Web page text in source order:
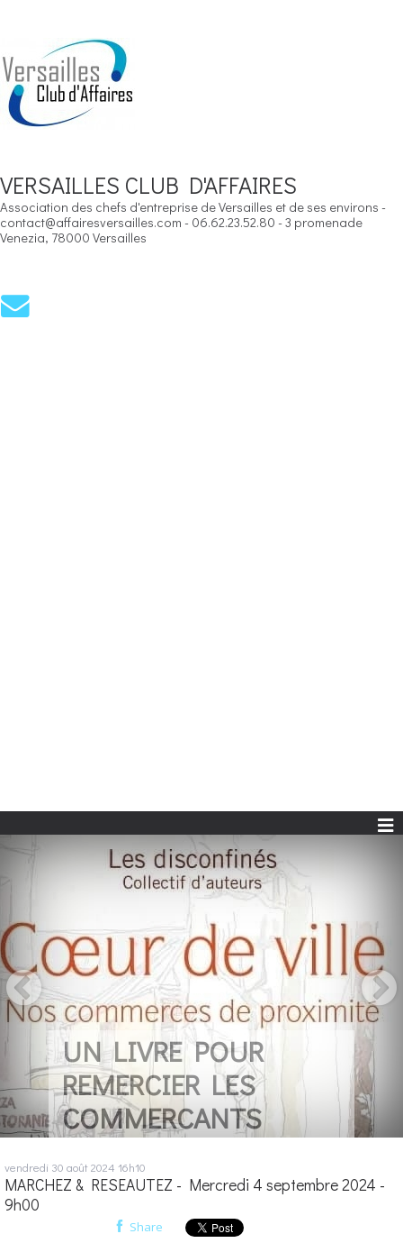
VERSAILLES CLUB D'AFFAIRES
Association des chefs d'entreprise de Versailles et de ses environs -
contact@affairesversailles.com - 06.62.23.52.80 - 3 promenade
Venezia, 78000 Versailles
UN LIVRE POUR
REMERCIER LES
COMMERCANTS
vendredi 30 août 2024 16h10
MARCHEZ & RESEAUTEZ - Mercredi 4 septembre 2024 -
9h00
Share